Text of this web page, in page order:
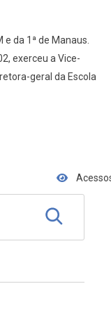
da 1ª de Manaus.
exerceu a Vice-
geral da Escola